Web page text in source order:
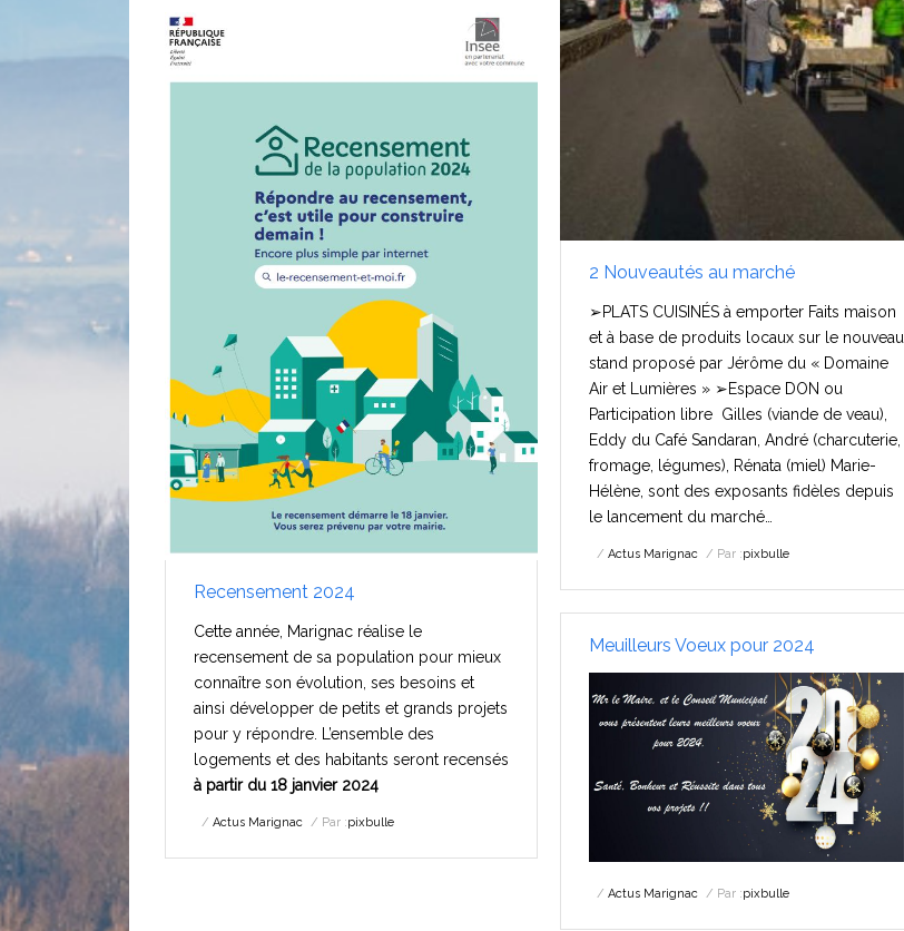
2 Nouveautés au marché
➢PLATS CUISINÉS à emporter Faits maison
et à base de produits locaux sur le nouveau
stand proposé par Jérôme du « Domaine
Air et Lumières » ➢Espace DON ou
Participation libre Gilles (viande de veau),
Eddy du Café Sandaran, André (charcuterie,
fromage, légumes), Rénata (miel) Marie-
Hélène, sont des exposants fidèles depuis
le lancement du marché…
Actus Marignac Par :pixbulle
Recensement 2024
Cette année, Marignac réalise le
recensement de sa population pour mieux
connaître son évolution, ses besoins et
ainsi développer de petits et grands projets
pour y répondre. L’ensemble des
logements et des habitants seront recensés
à partir du 18 janvier 2024
Actus Marignac Par :pixbulle
Meuilleurs Voeux pour 2024
Actus Marignac Par :pixbulle